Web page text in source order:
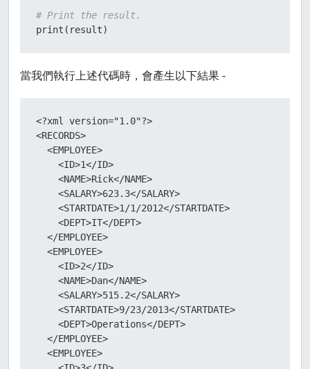
< SALARY >578</
< STARTDATE
<NAME>Simon </NAME
<SALARY
<STARTDATE
<DEPT>Operations
</EMPLOYEE>
EMPLOYEE>
<ID>8</ID>
<NAME>Guru
<SALARY
<STARTDATE
<DEPT>Finance</
</EMPLOYEE>
RECORDS>
# Print the result.
print ( result)
當我們執行上述代碼時，會產生以下結果 -
<?xml version="1.0"?>
<RECORDS>
  <EMPLOYEE>
    <ID>1</ID>
    <NAME>Rick</NAME>
    <SALARY>623.3</SALARY>
    <STARTDATE>1/1/2012</STARTDATE>
    <DEPT>IT</DEPT>
  </EMPLOYEE>
  <EMPLOYEE>
    <ID>2</ID>
    <NAME>Dan</NAME>
    <SALARY>515.2</SALARY>
    <STARTDATE>9/23/2013</STARTDATE>
    <DEPT>Operations</DEPT>
  </EMPLOYEE>
  <EMPLOYEE>